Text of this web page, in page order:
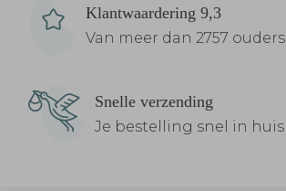
Klantwaardering 9,3
Van meer dan 2757 ouders
Snelle verzending
Je bestelling snel in huis